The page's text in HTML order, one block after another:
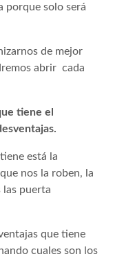
porque solo será
de mejor
abrir cada
tiene el
está la
nos la roben, la
las puerta
que tiene
cuales son los